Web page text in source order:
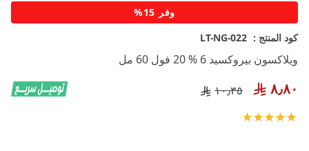
كود المنتج : LT-NG-022
ويلاكسون بيروكسيد 6 % 20 فول 60 مل
٨٫٨٠ ١٠٫٣٥
تقييم:
تخطي
إلى
بداية
معرض
الصور
وفر 15%